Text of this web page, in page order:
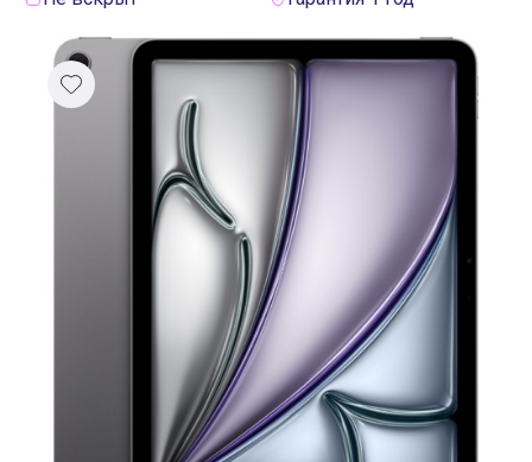
Договор оферты
Реквизиты
Контакты
Гарантия
Самовывоз
Trade-In